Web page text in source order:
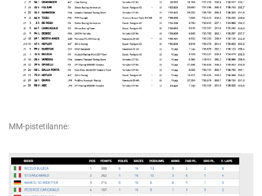
MM-pistetilanne: